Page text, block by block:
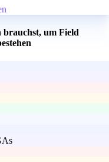
brauchst, um Field